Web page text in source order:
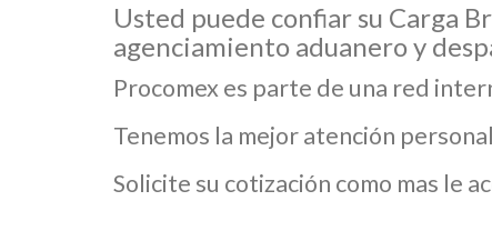
Usted puede confiar su Carga
agenciamiento aduanero y
Procomex es parte de una red
Tenemos la mejor atención
Solicite su cotización como mas le